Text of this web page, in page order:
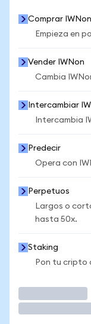
Comprar IWNon
Empieza en
Vender IWNon
Cambia
Intercambiar
Intercambia
Predecir
Opera con
Perpetuos
Largos o
hasta 50x.
Staking
Pon tu cripto